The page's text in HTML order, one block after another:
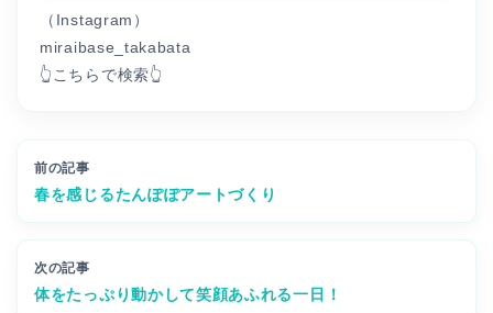
（Instagram）
miraibase_takabata
👆こちらで検索👆
前の記事
春を感じるたんぽぽアートづくり
次の記事
体をたっぷり動かして笑顔あふれる一日！